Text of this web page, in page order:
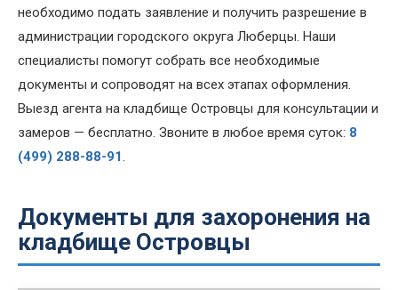
необходимо подать заявление и получить разрешение в
администрации городского округа Люберцы. Наши
специалисты помогут собрать все необходимые
документы и сопроводят на всех этапах оформления.
Выезд агента на кладбище Островцы для консультации и
замеров — бесплатно. Звоните в любое время суток: 8
(499) 288-88-91
Документы для захоронения на
кладбище Островцы